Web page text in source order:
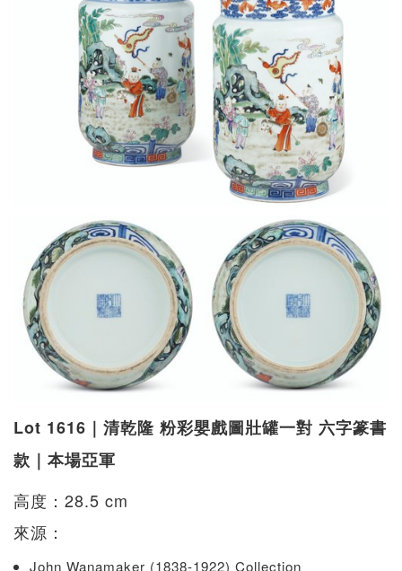
Lot 1616｜清乾隆 粉彩嬰戲圖壯罐一對 六字篆書
款｜本場亞軍
高度：28.5 cm
來源：
John Wanamaker (1838-1922) Collection